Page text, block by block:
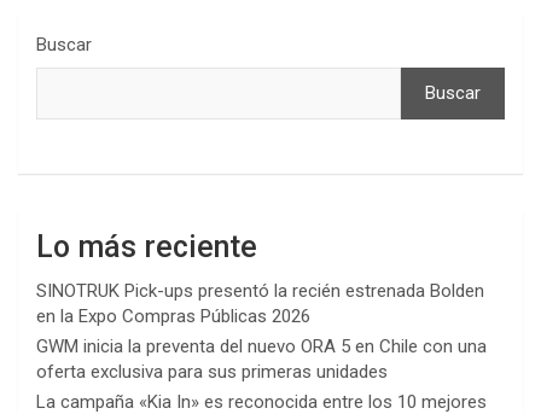
Buscar
Buscar
Lo más reciente
SINOTRUK Pick-ups presentó la recién estrenada Bolden
en la Expo Compras Públicas 2026
GWM inicia la preventa del nuevo ORA 5 en Chile con una
oferta exclusiva para sus primeras unidades
La campaña «Kia In» es reconocida entre los 10 mejores